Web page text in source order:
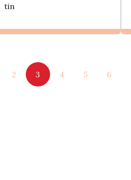
tin
Tham vấn Interlink
2 3 4 5 6